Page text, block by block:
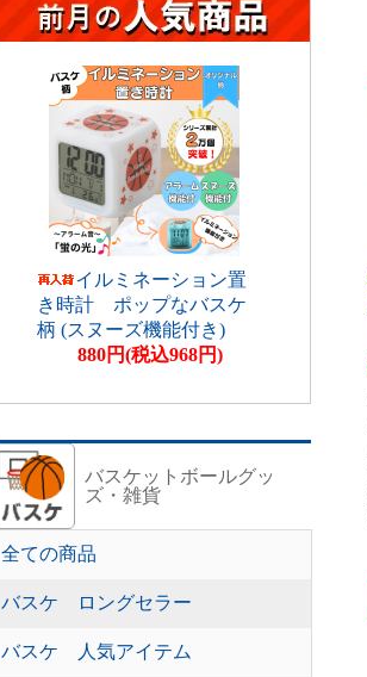
イルミネーション置
き時計 ポップなバスケ
柄 (スヌーズ機能付き)
880円(税込968円)
バスケットボールグッ
ズ・雑貨
全ての商品
バスケ ロングセラー
バスケ 人気アイテム